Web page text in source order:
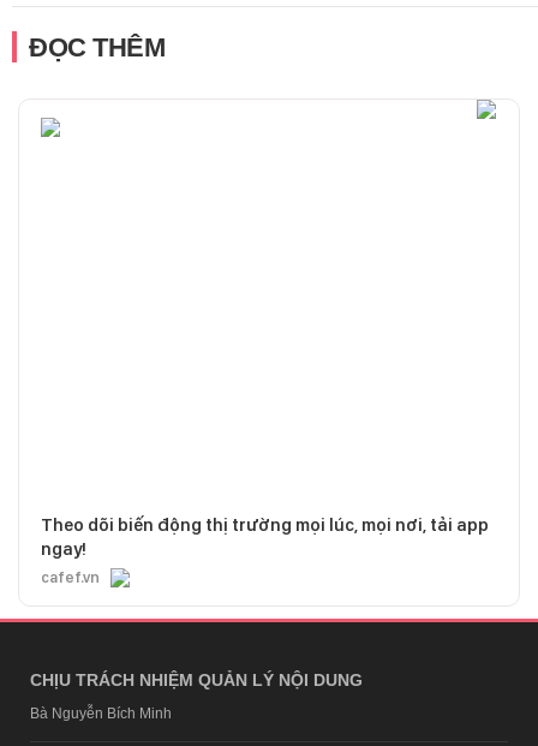
ĐỌC THÊM
Theo dõi biến động thị trường mọi lúc, mọi nơi, tải app
ngay!
cafef.vn
CHỊU TRÁCH NHIỆM QUẢN LÝ NỘI DUNG
Bà Nguyễn Bích Minh